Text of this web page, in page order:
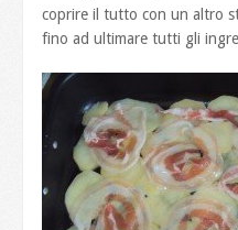
coprire il tutto con un altro
fino ad ultimare tutti gli